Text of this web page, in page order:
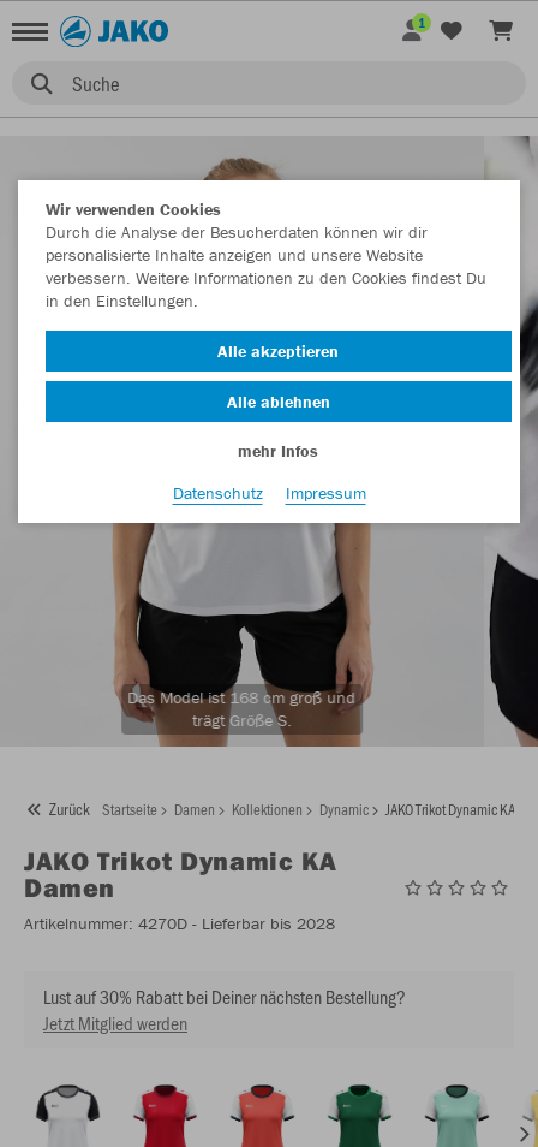
Suche
1
Das Model ist 168 cm groß und
trägt Größe S.
Zurück Startseite Damen Kollektionen Dynamic JAKO Trikot Dynamic KA
JAKO Trikot Dynamic KA
Damen
Artikelnummer: 4270D - Lieferbar bis 2028
Lust auf 30% Rabatt bei Deiner nächsten Bestellung?
Jetzt Mitglied werden
Wir verwenden Cookies
Durch die Analyse der Besucherdaten können wir dir
personalisierte Inhalte anzeigen und unsere Website
verbessern. Weitere Informationen zu den Cookies findest Du
in den Einstellungen.
Alle akzeptieren
Alle ablehnen
mehr Infos
Datenschutz
Impressum